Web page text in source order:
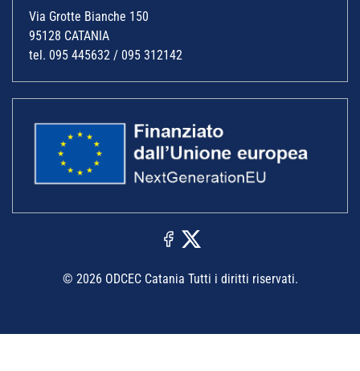
Via Grotte Bianche 150
95128 CATANIA
tel. 095 445632 / 095 312142
© 2026 ODCEC Catania Tutti i diritti riservati.